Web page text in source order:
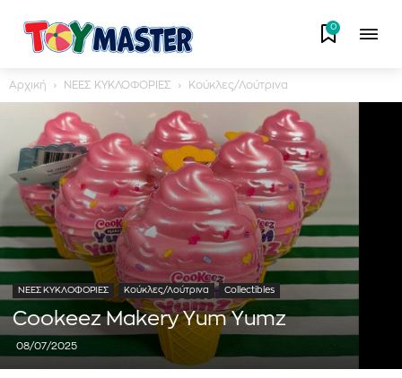
0
Αρχική ΝΕΕΣ ΚΥΚΛΟΦΟΡΙΕΣ Κούκλες/Λούτρινα
ΝΕΕΣ ΚΥΚΛΟΦΟΡΙΕΣ Κούκλες/Λούτρινα Collectibles
Cookeez Makery Yum Yumz
08/07/2025